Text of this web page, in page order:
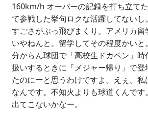
160km/h オーバーの記録を打ち立て
て参戦した挙句ロクな活躍してない
すごさがぶっ飛びまくり。アメリカ留
いやねんと。留学してその程度かいと
分からん球団で「高校生ドカベン」時
扱いするときに「メジャー帰り」で登
たのにーと思うわけですよ。えぇ、私
なんです。不知火よりも球道くんで
出てこないかなー。